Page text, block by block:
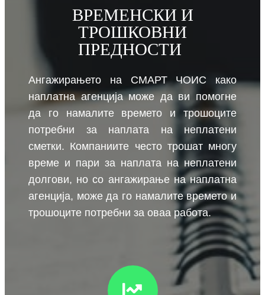
ВРЕМЕНСКИ И
ТРОШКОВНИ
ПРЕДНОСТИ
Ангажирањето на СМАРТ ЧОИС како
наплатна агенција може да ви помогне
да го намалите времето и трошоците
потребни за наплата на неплатени
сметки. Компаниите често трошат многу
време и пари за наплата на неплатени
долгови, но со ангажирање на наплатна
агенција, може да го намалите времето и
трошоците потребни за оваа работa.